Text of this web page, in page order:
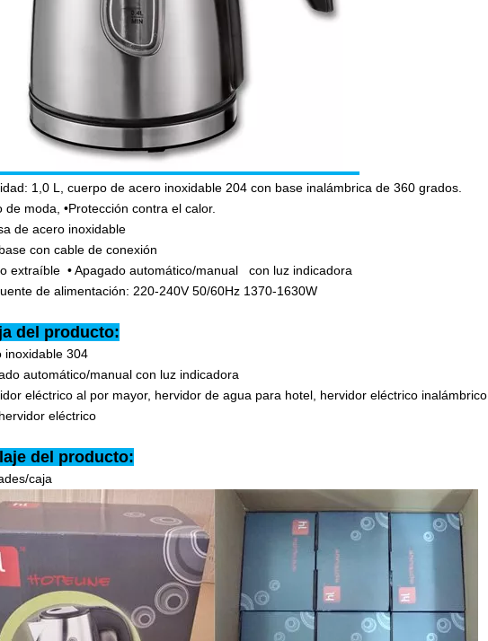
1,0 L, cuerpo de acero inoxidable 204 con base inalámbrica de 360 ​​grados.
de moda, •Protección contra el calor.
de acero inoxidable
con cable de conexión
filtro extraíble • Apagado automático/
de alimentación: 220-240V 50/60Hz 1370-1630W
del producto:
inoxidable 304
automático/manual con luz indicadora
eléctrico al por mayor, hervidor de agua para hotel, hervidor eléctrico
eléctrico
del producto:
caja